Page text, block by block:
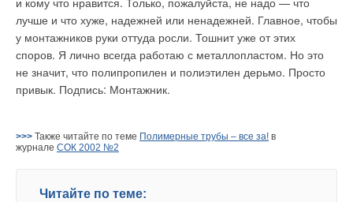
лучше и что хуже, надежней или ненадежней. Главное, чтобы
у монтажников руки оттуда росли. Тошнит уже от этих
споров. Я лично всегда работаю с металлопластом. Но это
не значит, что полипропилен и полиэтилен дерьмо. Просто
привык. Подпись: Монтажник.
>>> Также читайте по теме Полимерные трубы – все за! в
журнале СОК 2002 №2
Читайте по теме:
противопожарную вентиляцию, противоречат законам
физики
ЖУРНАЛ СОК ОКТЯБРЬ 2025
Комментарии
В этой теме еще нет комментариев